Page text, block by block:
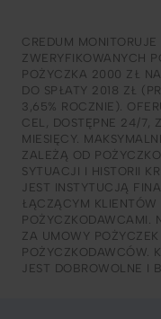
CREDUM
ZWERYFIKOWANYCH
POŻYCZKA 2000 ZŁ
DO SPŁATY 2018 ZŁ
3,65% ROCZNIE).
CEL, DOSTĘPNE 24/7,
MIESIĘCY.
ZALEŻĄ OD
SYTUACJI I HISTORII
JEST INSTYTUCJĄ
ŁĄCZĄCYM
POŻYCZKODAWCAMI.
ZA UMOWY
POŻYCZKODAWCÓW.
JEST DOBROWOLNE I